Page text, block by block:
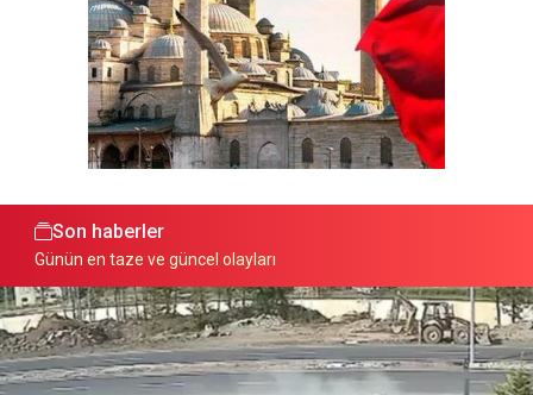
Son haberler
Günün en taze ve güncel olayları